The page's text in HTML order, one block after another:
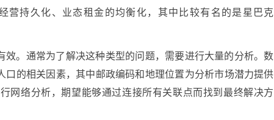
营持久化、业态租金的均衡化，其中比较有名的是星巴克
效。通常为了解决这种类型的问题，需要进行大量的分析。数
口的相关因素，其中邮政编码和地理位置为分析市场潜力提供
网络分析，期望能够通过连接所有关联点而找到最终解决方